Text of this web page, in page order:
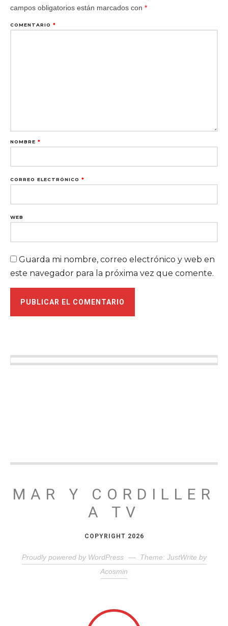
campos obligatorios están marcados con *
COMENTARIO *
NOMBRE *
CORREO ELECTRÓNICO *
WEB
Guarda mi nombre, correo electrónico y web en
este navegador para la próxima vez que comente.
MAR Y CORDILLER
A TV
COPYRIGHT 2026
Proudly powered by WordPress —
Theme: JustWrite by
Acosmin